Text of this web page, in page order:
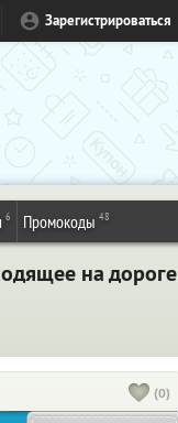
Зарегистрироваться
6 Промокоды 48
на дороге
(0)